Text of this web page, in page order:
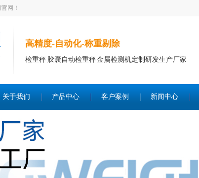
网！
高精度-自动化-称重剔除
检重秤 胶囊自动检重秤 金属检测机定制研发生产厂家
关于我们 产品中心 客户案例 新闻中心